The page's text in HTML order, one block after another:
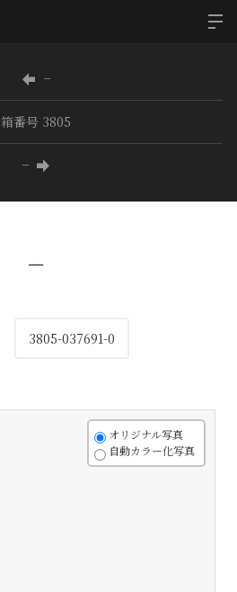
−
箱番号 3805
−
−
3805-037691-0
オリジナル写真
自動カラー化写真